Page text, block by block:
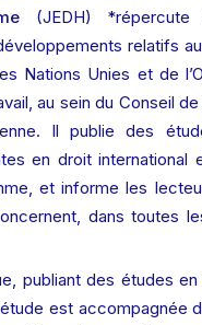
(JEDH)
relatifs
Nations Unies et de
au sein du Conseil de
Il publie des
en droit international
et informe les
dans toutes
publiant des études
est accompagnée